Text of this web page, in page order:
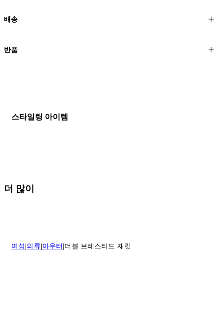
배송
고객님의 위치에 따라 일반 배송과 익스프레스 배송을 제공합니다.
세일 기간에는 배송이 다소 지연될 수 있습니다. 궁금하신 점이 있거
나 도움이 필요하신 경우 고객센터로 문의해 주세요.
반품
스타일링 아이템
더 많이
여성 의류 아우터 더블 브레스티드 재킷